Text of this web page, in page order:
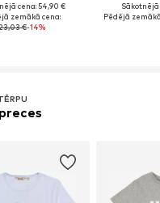
cena: 54,90 €
zemākā cena:
€-14%
Sākotnējā
Pēdējā